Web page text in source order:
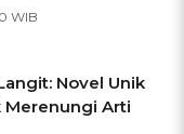
WIB
Novel Unik
Merenungi Arti